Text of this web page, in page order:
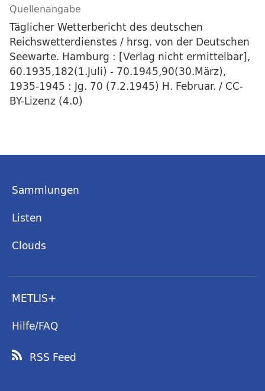
Quellenangabe
Täglicher Wetterbericht des deutschen
Reichswetterdienstes / hrsg. von der Deutschen
Seewarte. Hamburg : [Verlag nicht ermittelbar],
60.1935,182(1.Juli) - 70.1945,90(30.März),
1935-1945 : Jg. 70 (7.2.1945) H. Februar. / CC-
BY-Lizenz (4.0)
Sammlungen
Listen
Clouds
METLIS+
Hilfe/FAQ
RSS Feed